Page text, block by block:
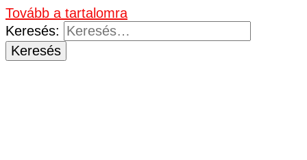
Tovább a tartalomra
Keresés: